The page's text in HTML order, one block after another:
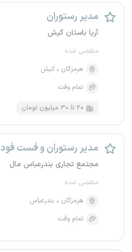
مدیر رستوران
آریا باستان کیش
منقضی شده
هرمزگان
کیش
تمام وقت
۲۰ تا ۳۰ میلیون تومان
مدیر رستوران و فست فود
مجتمع تجاری بندرعباس مال
منقضی شده
هرمزگان
بندرعباس
تمام وقت